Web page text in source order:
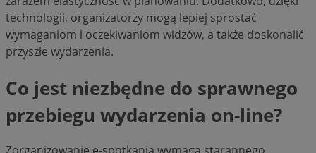
technologii, organizatorzy mogą lepiej sprostać
wymaganiom i oczekiwaniom widzów, a także doskonalić
przyszłe wydarzenia.
Co jest niezbędne do sprawnego
przebiegu wydarzenia on-line?